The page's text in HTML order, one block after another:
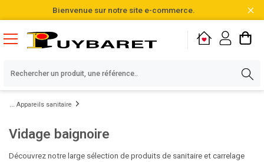
Bienvenue sur notre site e-commerce.
Appareils sanitaire
Vidage baignoire
Découvrez notre large sélection de produits de sanitaire et carrelage